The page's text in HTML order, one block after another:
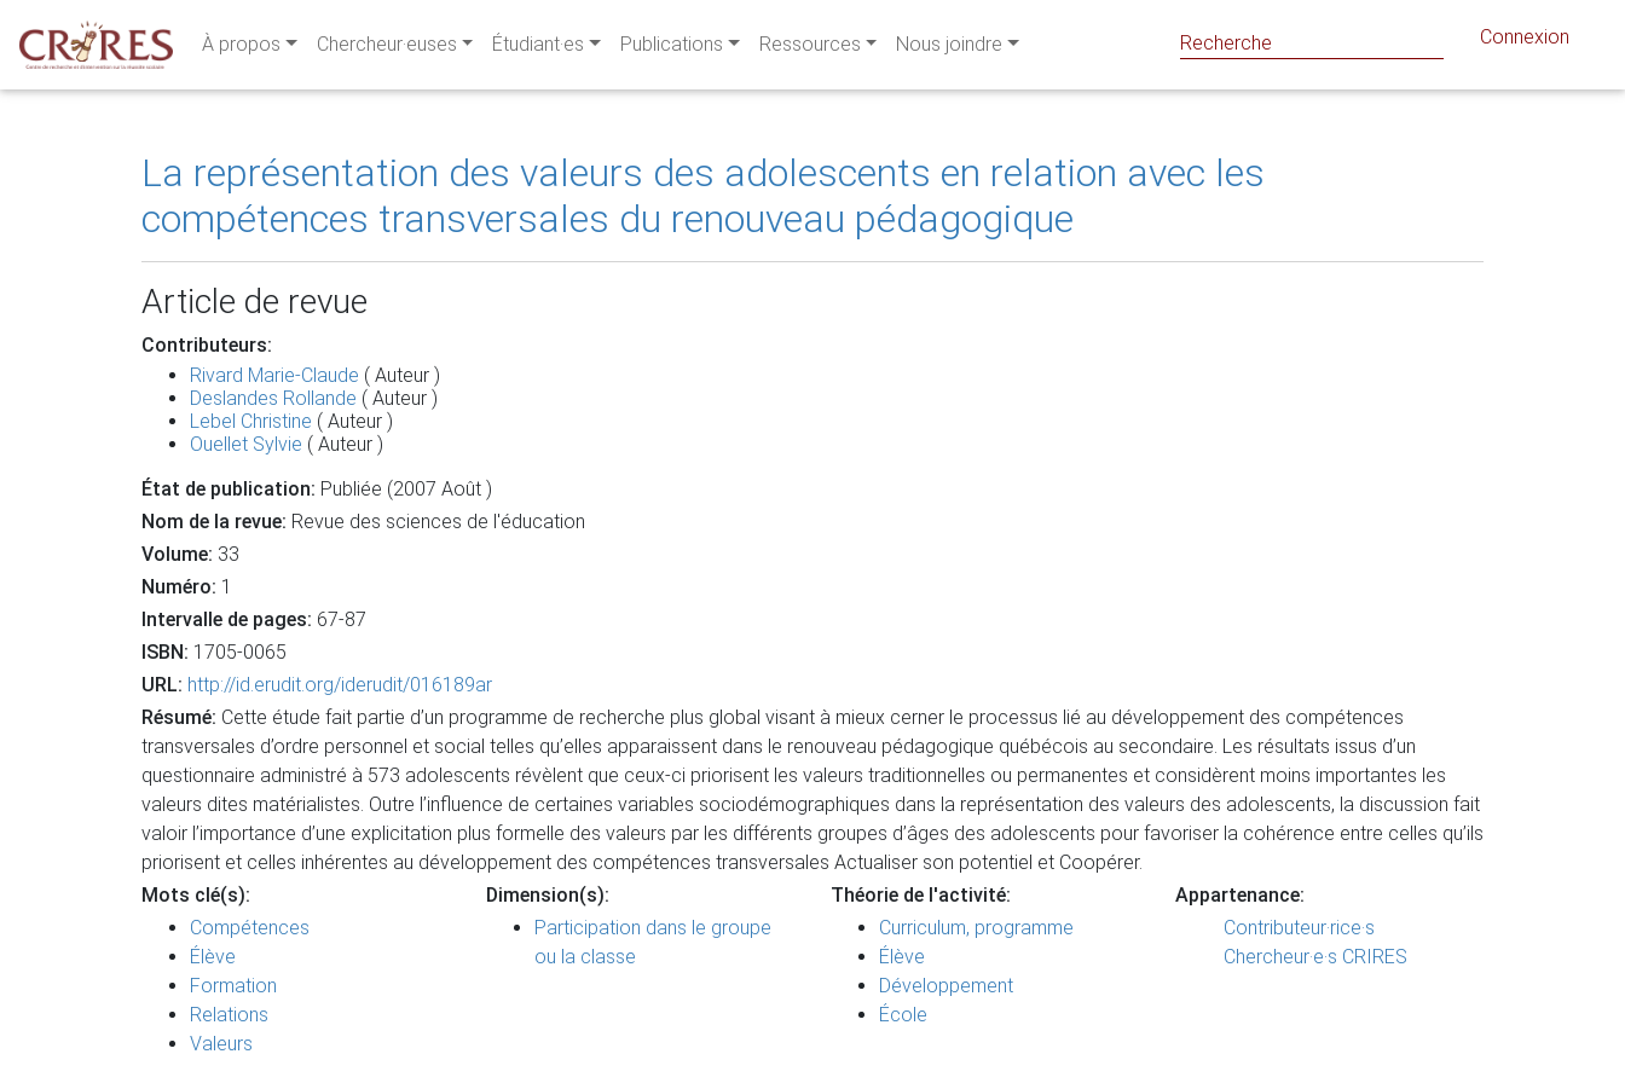
À propos Chercheur·euses Étudiant·es Publications Ressources Nous joindre Connexion
La représentation des valeurs des adolescents en relation avec les
compétences transversales du renouveau pédagogique
Article de revue
Contributeurs:
Rivard Marie-Claude ( Auteur )
Deslandes Rollande ( Auteur )
Lebel Christine ( Auteur )
Ouellet Sylvie ( Auteur )
État de publication: Publiée (2007 Août )
Nom de la revue: Revue des sciences de l'éducation
Volume: 33
Numéro: 1
Intervalle de pages: 67-87
ISBN: 1705-0065
URL: http://id.erudit.org/iderudit/016189ar
Résumé: Cette étude fait partie d’un programme de recherche plus global visant à mieux cerner le processus lié au développement des compétences
transversales d’ordre personnel et social telles qu’elles apparaissent dans le renouveau pédagogique québécois au secondaire. Les résultats issus d’un
questionnaire administré à 573 adolescents révèlent que ceux-ci priorisent les valeurs traditionnelles ou permanentes et considèrent moins importantes les
valeurs dites matérialistes. Outre l’influence de certaines variables sociodémographiques dans la représentation des valeurs des adolescents, la discussion fait
valoir l’importance d’une explicitation plus formelle des valeurs par les différents groupes d’âges des adolescents pour favoriser la cohérence entre celles qu’ils
priorisent et celles inhérentes au développement des compétences transversales Actualiser son potentiel et Coopérer.
Mots clé(s):
Compétences
Élève
Formation
Relations
Valeurs
Dimension(s):
Participation dans le groupe
ou la classe
Théorie de l'activité:
Curriculum, programme
Élève
Développement
École
Appartenance:
Contributeur·rice·s
Chercheur·e·s CRIRES